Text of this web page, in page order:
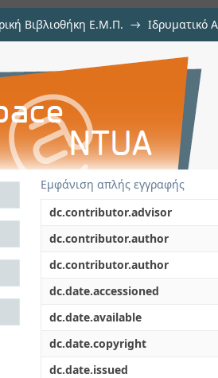
Βιβλιοθήκη Ε.Μ.Π. → Ιδρυματικό
των υδάτινων
Εμφάνιση απλής εγγραφής
dc.contributor.advisor
dc.contributor.author
dc.contributor.author
dc.date.accessioned
dc.date.available
dc.date.copyright
dc.date.issued